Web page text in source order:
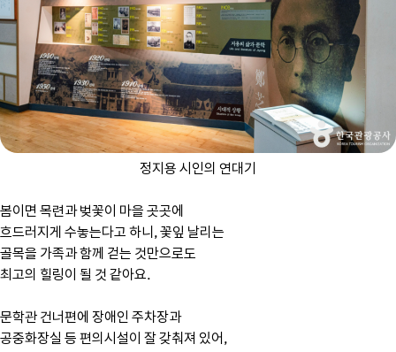
정지용 시인의 연대기
봄이면 목련과 벚꽃이 마을 곳곳에
흐드러지게 수놓는다고 하니, 꽃잎 날리는
골목을 가족과 함께 걷는 것만으로도
최고의 힐링이 될 것 같아요.
문학관 건너편에 장애인 주차장과
공중화장실 등 편의시설이 잘 갖춰져 있어,